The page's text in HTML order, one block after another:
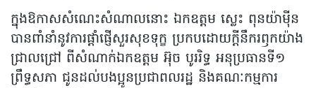
ក្នុងឱកាសសំណេះសំណាលនោះ ឯកឧត្តម ស្លេះ ពុនយ៉ាមុីន
បានពាំនាំនូវការផ្តាំផ្ញើសួរសុខទុក្ខ ប្រកបដោយក្តីនឹករឭកយ៉ាង
ជ្រាលជ្រៅ ពីសំណាក់ឯកឧត្តម អ៊ុច បូររិទ្ធ អនុប្រធានទី១
ព្រឹទ្ធសភា ជូនដល់បងប្អូនប្រជាពលរដ្ឋ និងគណៈកម្មការ